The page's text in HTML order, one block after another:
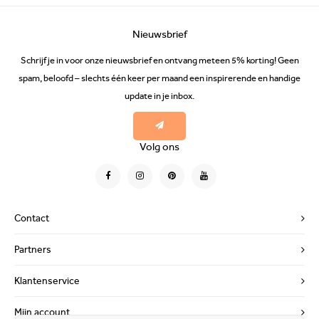
Contact
Nieuwsbrief
Schrijf je in voor onze nieuwsbrief en ontvang meteen 5% korting! Geen
spam, beloofd – slechts één keer per maand een inspirerende en handige
update in je inbox.
Volg ons
Partners
Klantenservice
Mijn account